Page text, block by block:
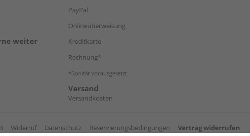
weiter
PayPal
Onlineüberweisung
Kreditkarte
Rechnung*
*Bonität vorausgesetzt
Versand
Versandkosten
Widerruf Datenschutz Reservierungsbedingungen Vertrag widerrufen